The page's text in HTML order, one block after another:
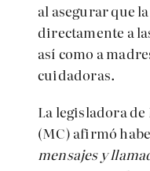
al asegurar que
directamente a
así como a
cuidadoras.
La legisladora
(MC) afirmó
mensajes y